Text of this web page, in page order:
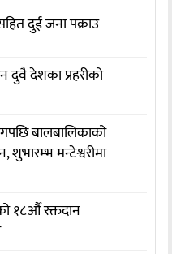
दुई जना पक्राउ
दुवै देशका प्रहरीको
बालबालिकाको
शुभारम्भ मन्टेश्वरीमा
१८औँ रक्तदान